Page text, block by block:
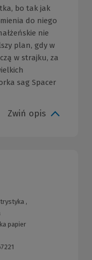
bo tak jak
do niego
nie
plan, gdy w
w strajku, za
sag Spacer
Zwiń opis
,
papier